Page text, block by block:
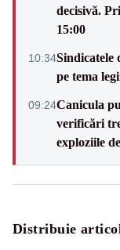
decisivă.
15:00
10:34Sindicatele
pe tema
09:24Canicula
verificări
exploziile
Distribuie